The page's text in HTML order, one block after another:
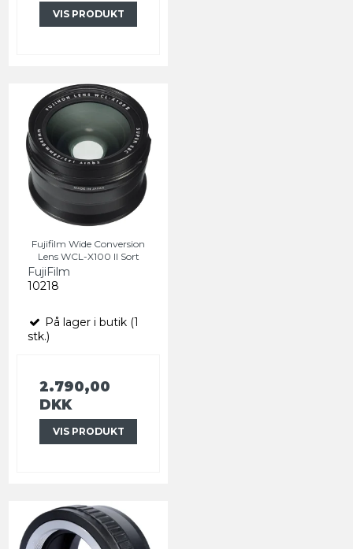
VIS PRODUKT
Fujifilm Wide Conversion
Lens WCL-X100 II Sort
FujiFilm
10218
På lager i butik (1
stk.)
2.790,00
DKK
VIS PRODUKT